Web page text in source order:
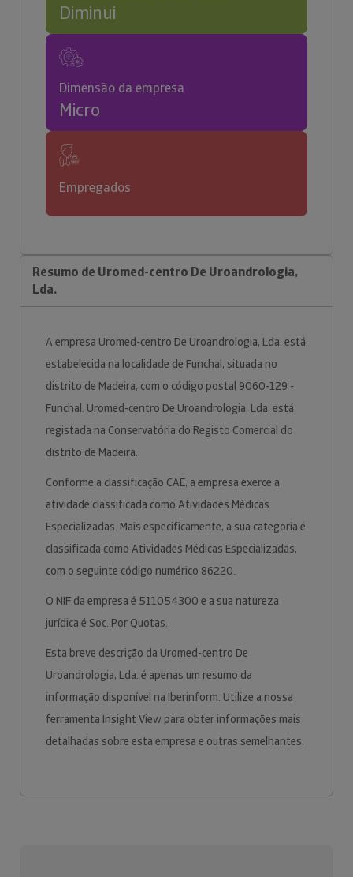
Diminui
Dimensão da empresa
Micro
Empregados
Resumo de Uromed-centro De Uroandrologia,
Lda.
A empresa Uromed-centro De Uroandrologia, Lda. está
estabelecida na localidade de Funchal, situada no
distrito de Madeira, com o código postal 9060-129 -
Funchal. Uromed-centro De Uroandrologia, Lda. está
registada na Conservatória do Registo Comercial do
distrito de Madeira.
Conforme a classificação CAE, a empresa exerce a
atividade classificada como Atividades Médicas
Especializadas. Mais especificamente, a sua categoria é
classificada como Atividades Médicas Especializadas,
com o seguinte código numérico 86220.
O NIF da empresa é 511054300 e a sua natureza
jurídica é Soc. Por Quotas.
Esta breve descrição da Uromed-centro De
Uroandrologia, Lda. é apenas um resumo da
informação disponível na Iberinform. Utilize a nossa
ferramenta Insight View para obter informações mais
detalhadas sobre esta empresa e outras semelhantes.